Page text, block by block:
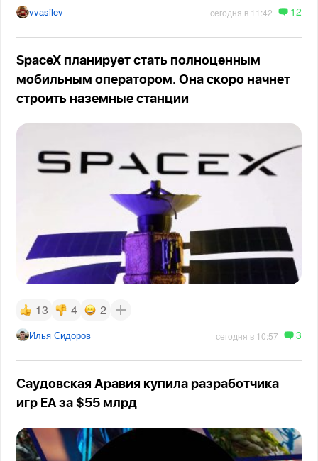
vvasilev сегодня в 11:42 12
SpaceX планирует стать полноценным
мобильным оператором. Она скоро начнет
строить наземные станции
13 4 2
Илья Сидоров сегодня в 10:57 3
Саудовская Аравия купила разработчика
игр EA за $55 млрд